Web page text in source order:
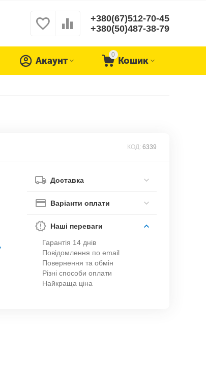
+380(67)512-70-45
+380(50)487-38-79
0
Кошик
Акаунт
КОД: 6339
Доставка
Варіанти оплати
Наші переваги
Гарантія 14 днів
Повідомлення по email
Повернення та обмін
Різні способи оплати
Найкраща ціна